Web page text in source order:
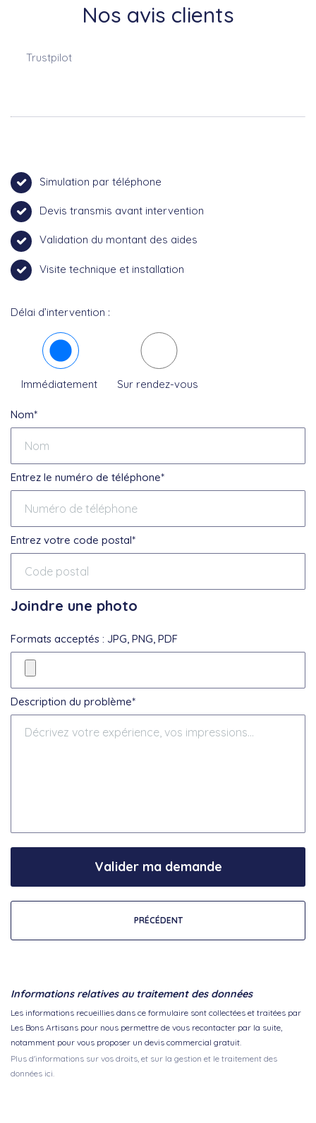
Nos avis clients
Trustpilot
Simulation par téléphone
Devis transmis avant intervention
Validation du montant des aides
Visite technique et installation
Délai d’intervention :
Immédiatement Sur rendez-vous
Nom*
Entrez le numéro de téléphone*
Entrez votre code postal*
Joindre une photo
Formats acceptés : JPG, PNG, PDF
Description du problème*
PRÉCÉDENT
Valider ma demande
Informations relatives au traitement des données
Les informations recueillies dans ce formulaire sont collectées et traitées par
Les Bons Artisans pour nous permettre de vous recontacter par la suite,
notamment pour vous proposer un devis commercial gratuit.
Plus d'informations sur vos droits, et sur la gestion et le traitement des
données ici.